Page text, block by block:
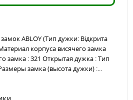
ABLOY (Тип дужки: Відкрита
корпуса висячего замка
замка : 321 Открытая дужка : Тип
замка (высота дужки) :...